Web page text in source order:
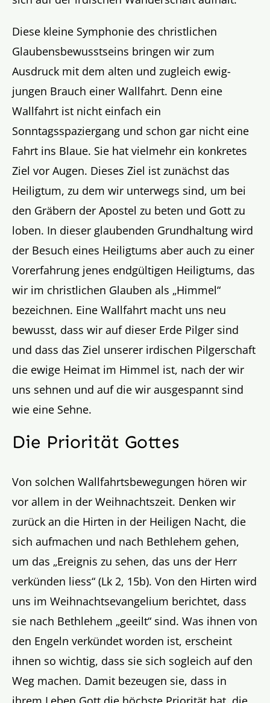
Diese kleine Symphonie des christlichen
Glaubensbewusstseins bringen wir zum
Ausdruck mit dem alten und zugleich ewig-
jungen Brauch einer Wallfahrt. Denn eine
Wallfahrt ist nicht einfach ein
Sonntagsspaziergang und schon gar nicht eine
Fahrt ins Blaue. Sie hat vielmehr ein konkretes
Ziel vor Augen. Dieses Ziel ist zunächst das
Heiligtum, zu dem wir unterwegs sind, um bei
den Gräbern der Apostel zu beten und Gott zu
loben. In dieser glaubenden Grundhaltung wird
der Besuch eines Heiligtums aber auch zu einer
Vorerfahrung jenes endgültigen Heiligtums, das
wir im christlichen Glauben als „Himmel“
bezeichnen. Eine Wallfahrt macht uns neu
bewusst, dass wir auf dieser Erde Pilger sind
und dass das Ziel unserer irdischen Pilgerschaft
die ewige Heimat im Himmel ist, nach der wir
uns sehnen und auf die wir ausgespannt sind
wie eine Sehne.
Die Priorität Gottes
Von solchen Wallfahrtsbewegungen hören wir
vor allem in der Weihnachtszeit. Denken wir
zurück an die Hirten in der Heiligen Nacht, die
sich aufmachen und nach Bethlehem gehen,
um das „Ereignis zu sehen, das uns der Herr
verkünden liess“ (Lk 2, 15b). Von den Hirten wird
uns im Weihnachtsevangelium berichtet, dass
sie nach Bethlehem „geeilt“ sind. Was ihnen von
den Engeln verkündet worden ist, erscheint
ihnen so wichtig, dass sie sich sogleich auf den
Weg machen. Damit bezeugen sie, dass in